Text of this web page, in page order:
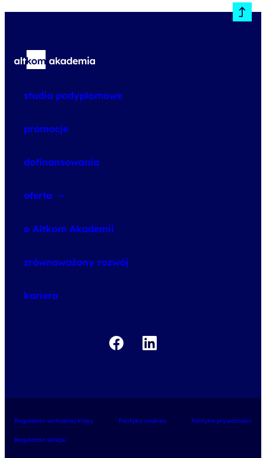
studia podyplomowe
promocje
dofinansowania
oferta
o Altkom Akademii
zrównoważony rozwój
kariera
Regulamin wirtualnej klasy Polityka cookies Polityka prywatności
Regulamin sklepu